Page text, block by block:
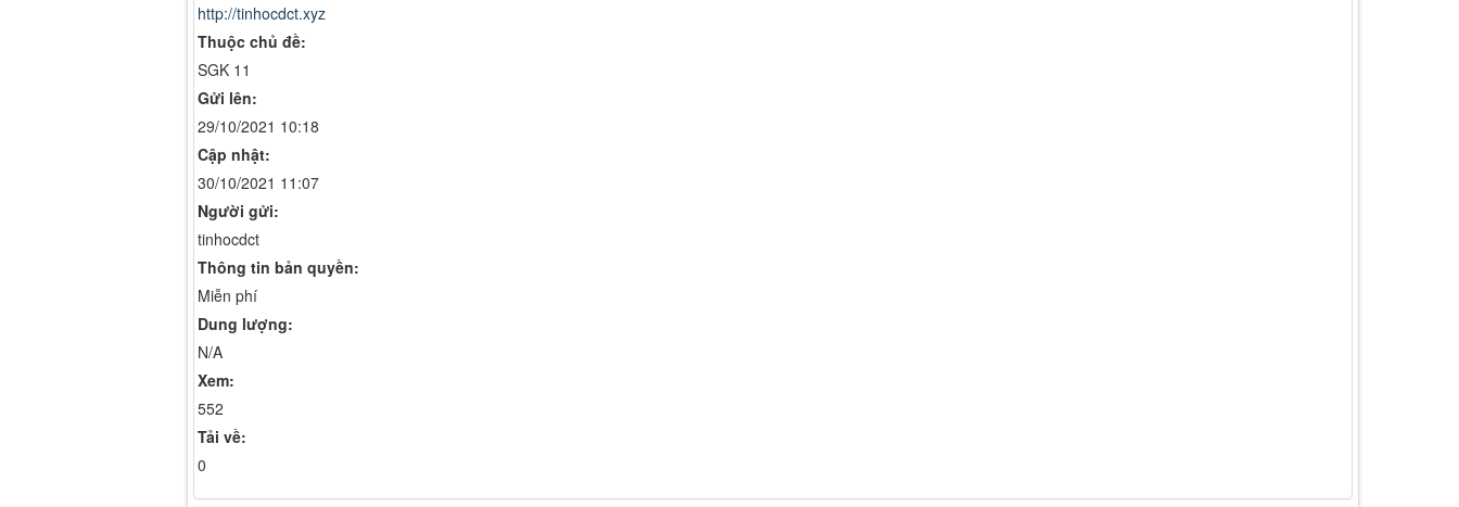
http://tinhocdct.xyz
Thuộc chủ đề:
SGK 11
Gửi lên:
29/10/2021 10:18
Cập nhật:
30/10/2021 11:07
Người gửi:
tinhocdct
Thông tin bản quyền:
Miễn phí
Dung lượng:
N/A
Xem:
552
Tải về:
0